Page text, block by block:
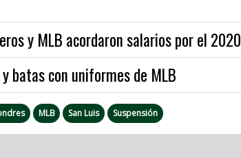
y MLB acordaron salarios por el 2020
batas con uniformes de MLB
MLB San Luis Suspensión